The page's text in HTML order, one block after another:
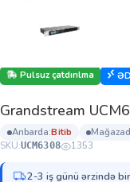
Pulsuz çatdırılma
Grandstream
anbarda: bi̇ti̇b
SKU:UCM6308 1353
2-3 iş günü ərzində